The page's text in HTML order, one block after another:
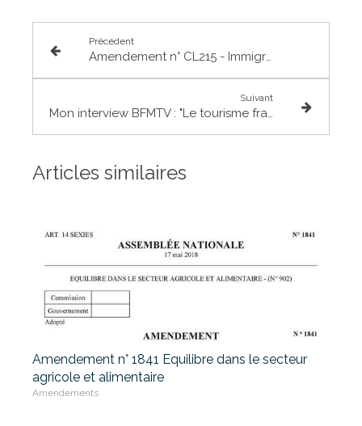
Précédent
Amendement n° CL215 - Immigration et droit d'asile
Suivant
Mon interview BFMTV : "Le tourisme français impacté par les grèves"
Articles similaires
Amendement n° 1841 Equilibre dans le secteur
agricole et alimentaire
Amendements